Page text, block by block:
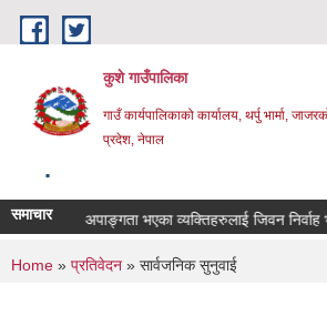
Skip to main content
कुशे गाउँपालिका
गाउँ कार्यपालिकाको कार्यालय, थर्पु भार्मा,
प्रदेश, नेपाल
.
समाचार
घाइते अपाङ्गता भएका व्यक्तिहरुलाई जिवन निर्वाह भत्ता
You are here
Home » प्रतिवेदन » सार्वजनिक सुनुवाई